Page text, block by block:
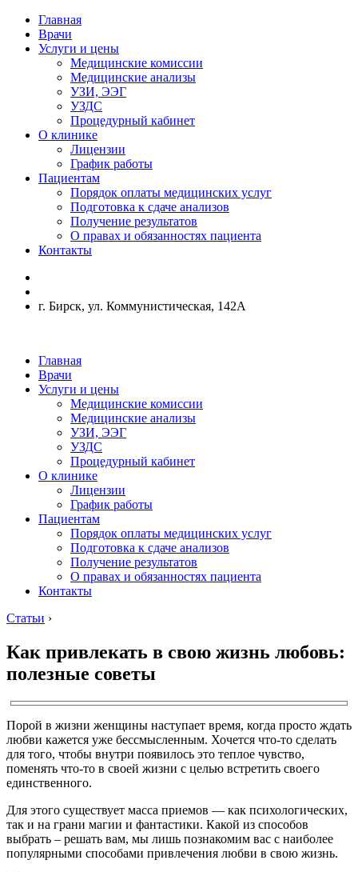
Главная
Врачи
Услуги и цены
Медицинские комиссии
Медицинские анализы
УЗИ, ЭЭГ
УЗДС
Процедурный кабинет
О клинике
Лицензии
График работы
Пациентам
Порядок оплаты медицинских услуг
Подготовка к сдаче анализов
Получение результатов
О правах и обязанностях пациента
Контакты
г. Бирск, ул. Коммунистическая, 142А
Главная
Врачи
Услуги и цены
Медицинские комиссии
Медицинские анализы
УЗИ, ЭЭГ
УЗДС
Процедурный кабинет
О клинике
Лицензии
График работы
Пациентам
Порядок оплаты медицинских услуг
Подготовка к сдаче анализов
Получение результатов
О правах и обязанностях пациента
Контакты
Статьи ›
Как привлекать в свою жизнь любовь:
полезные советы
Порой в жизни женщины наступает время, когда просто ждать
любви кажется уже бессмысленным. Хочется что-то сделать
для того, чтобы внутри появилось это теплое чувство,
поменять что-то в своей жизни с целью встретить своего
единственного.
Для этого существует масса приемов — как психологических,
так и на грани магии и фантастики. Какой из способов
выбрать – решать вам, мы лишь познакомим вас с наиболее
популярными способами привлечения любви в свою жизнь.